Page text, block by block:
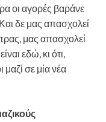
οι αγορές βαράνε
δε μας απασχολεί
μας απασχολεί
εδώ, κι ότι,
σε μία νέα